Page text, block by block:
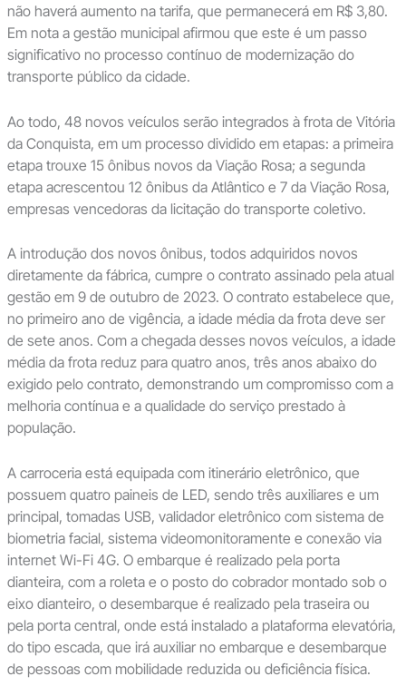
não haverá aumento na tarifa, que permanecerá em R$ 3,80.
Em nota a gestão municipal afirmou que este é um passo
significativo no processo contínuo de modernização do
transporte público da cidade.
Ao todo, 48 novos veículos serão integrados à frota de Vitória
da Conquista, em um processo dividido em etapas: a primeira
etapa trouxe 15 ônibus novos da Viação Rosa; a segunda
etapa acrescentou 12 ônibus da Atlântico e 7 da Viação Rosa,
empresas vencedoras da licitação do transporte coletivo.
A introdução dos novos ônibus, todos adquiridos novos
diretamente da fábrica, cumpre o contrato assinado pela atual
gestão em 9 de outubro de 2023. O contrato estabelece que,
no primeiro ano de vigência, a idade média da frota deve ser
de sete anos. Com a chegada desses novos veículos, a idade
média da frota reduz para quatro anos, três anos abaixo do
exigido pelo contrato, demonstrando um compromisso com a
melhoria contínua e a qualidade do serviço prestado à
população.
A carroceria está equipada com itinerário eletrônico, que
possuem quatro paineis de LED, sendo três auxiliares e um
principal, tomadas USB, validador eletrônico com sistema de
biometria facial, sistema videomonitoramente e conexão via
internet Wi-Fi 4G. O embarque é realizado pela porta
dianteira, com a roleta e o posto do cobrador montado sob o
eixo dianteiro, o desembarque é realizado pela traseira ou
pela porta central, onde está instalado a plataforma elevatória,
do tipo escada, que irá auxiliar no embarque e desembarque
de pessoas com mobilidade reduzida ou deficiência física.